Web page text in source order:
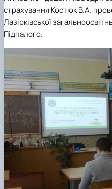
страхування Костюк В.А.
Лазірківської
Підпалого.